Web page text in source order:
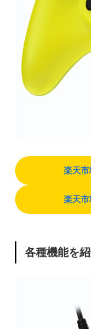
楽天
楽天
各種機能を